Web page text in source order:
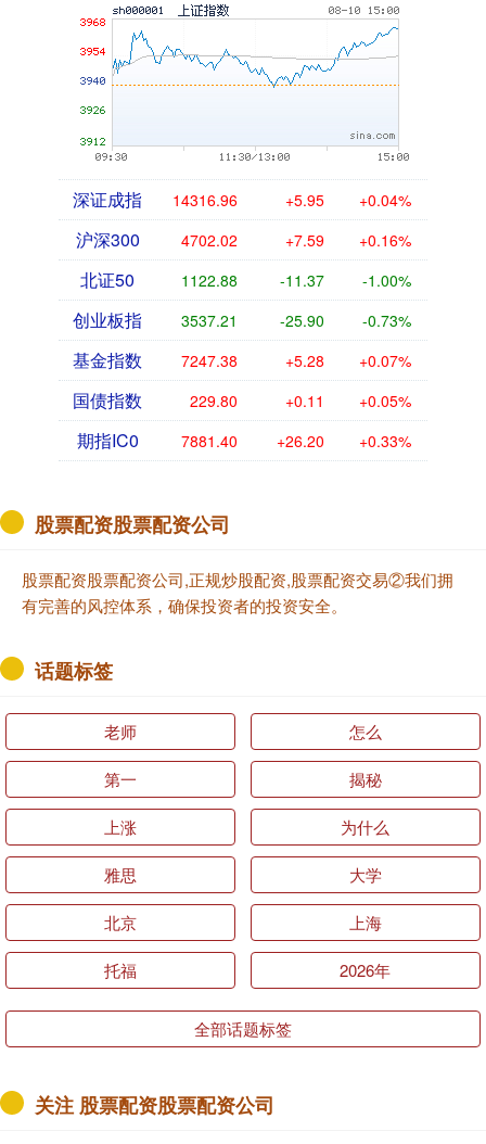
深证成指 14316.96 +5.95 +0.04%
沪深300 4702.02 +7.59 +0.16%
北证50 1122.88 -11.37 -1.00%
创业板指 3537.21 -25.90 -0.73%
基金指数 7247.38 +5.28 +0.07%
国债指数 229.80 +0.11 +0.05%
期指IC0 7881.40 +26.20 +0.33%
股票配资股票配资公司
股票配资股票配资公司,正规炒股配资,股票配资交易②我们拥
有完善的风控体系，确保投资者的投资安全。
话题标签
老师 怎么
第一 揭秘
上涨 为什么
雅思 大学
北京 上海
托福 2026年
全部话题标签
关注 股票配资股票配资公司